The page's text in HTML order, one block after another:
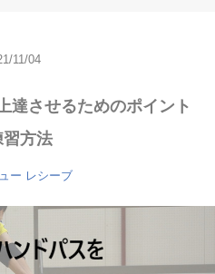
11/04
達させるためのポイント
習方法
ー レシーブ